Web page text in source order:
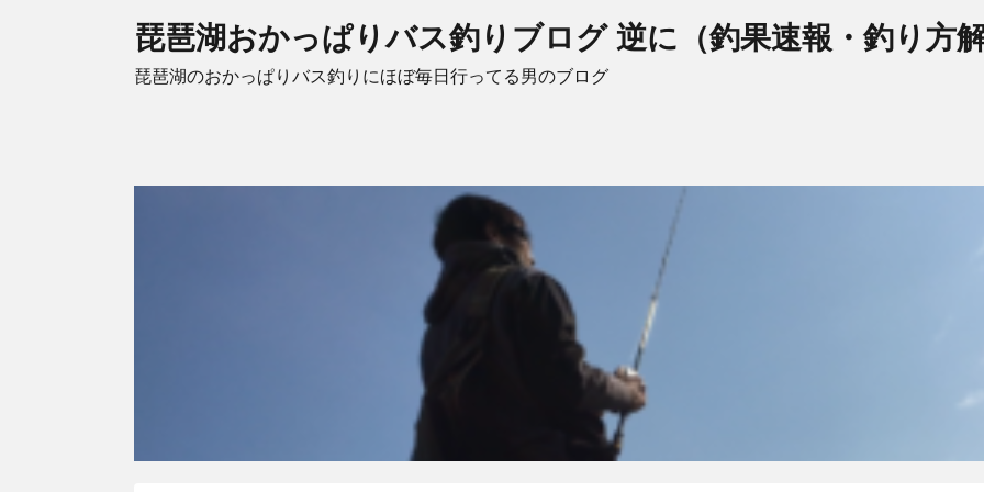
琵琶湖おかっぱりバス釣りブログ 逆に（釣果速報・釣り方
琵琶湖のおかっぱりバス釣りにほぼ毎日行ってる男のブログ